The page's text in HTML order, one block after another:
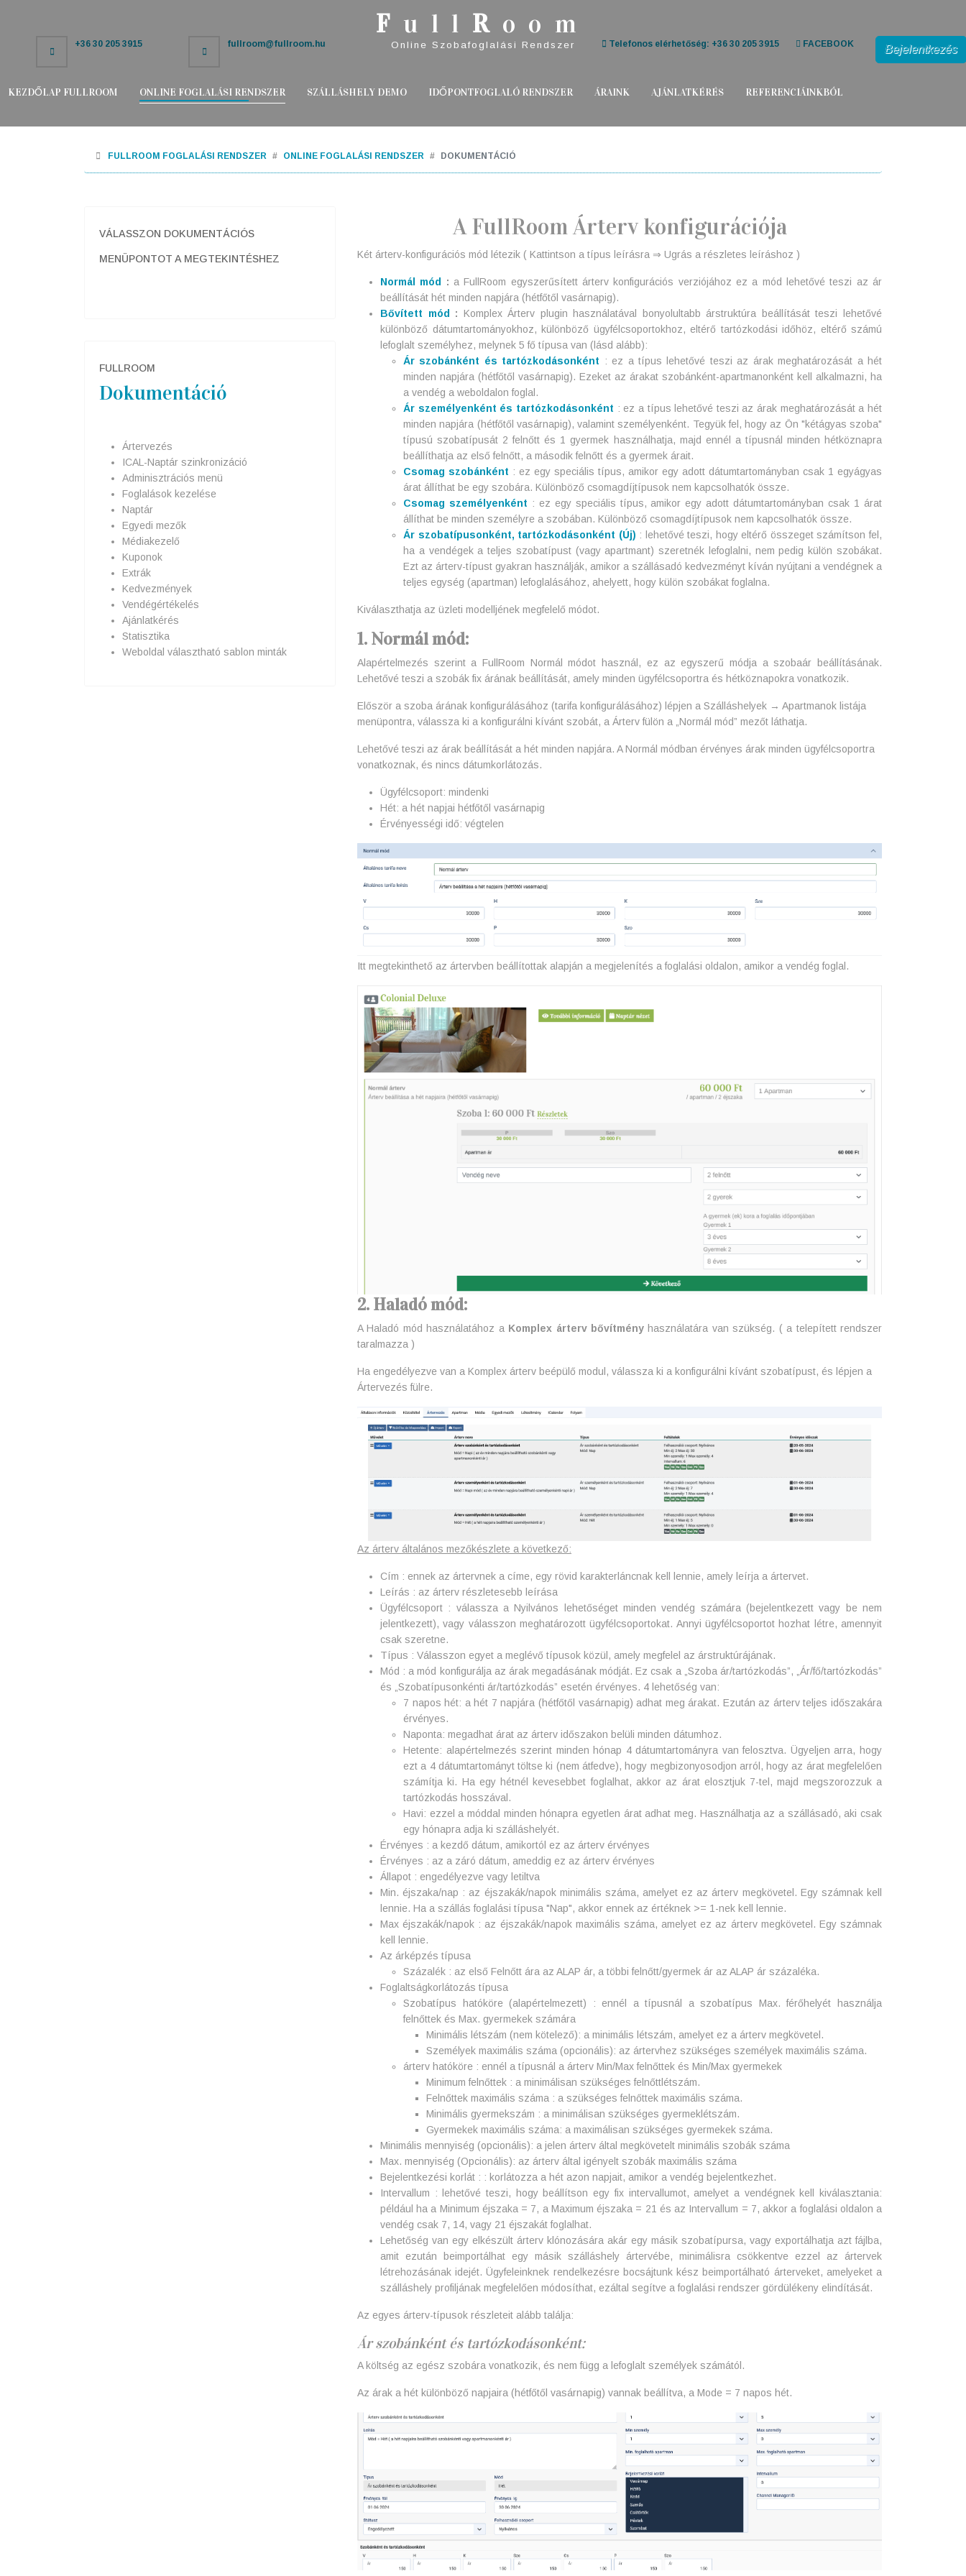
F ull R oom
Online Szobafoglalási Rendszer
KEZDŐLAP FULLROOM ONLINE FOGLALÁSI RENDSZER SZÁLLÁSHELY DEMO IDŐPONTFOGLALÓ RENDSZER ÁRAINK AJÁNLATKÉRÉS REFERENCIÁINKBÓL
+36 30 205 3915 fullroom@fullroom.hu Telefonos elérhetőség: +36 30 205 3915 FACEBOOK Bejelentkezés
FULLROOM FOGLALÁSI RENDSZER ONLINE FOGLALÁSI RENDSZER DOKUMENTÁCIÓ
VÁLASSZON DOKUMENTÁCIÓS
MENÜPONTOT A MEGTEKINTÉSHEZ
FULLROOM
Dokumentáció
Ártervezés
ICAL-Naptár szinkronizáció
Adminisztrációs menü
Foglalások kezelése
Naptár
Egyedi mezők
Médiakezelő
Kuponok
Extrák
Kedvezmények
Vendégértékelés
Ajánlatkérés
Statisztika
Weboldal választható sablon minták
A FullRoom Árterv konfigurációja
Két árterv-konfigurációs mód létezik ( Kattintson a típus leírásra ⇒ Ugrás a részletes leíráshoz )
Normál mód : a FullRoom egyszerűsített árterv konfigurációs verziójához ez a mód lehetővé teszi az ár
beállítását hét minden napjára (hétfőtől vasárnapig).
Bővített mód
: Komplex Árterv plugin használatával bonyolultabb árstruktúra beállítását teszi lehetővé
különböző dátumtartományokhoz, különböző ügyfélcsoportokhoz, eltérő tartózkodási időhöz, eltérő számú
lefoglalt személyhez, melynek 5 fő típusa van (lásd alább):
Ár szobánként és tartózkodásonként : ez a típus lehetővé teszi az árak meghatározását a hét
minden napjára (hétfőtől vasárnapig). Ezeket az árakat szobánként-apartmanonként kell alkalmazni, ha
a vendég a weboldalon foglal.
Ár személyenként és tartózkodásonként : ez a típus lehetővé teszi az árak meghatározását a hét
minden napjára (hétfőtől vasárnapig), valamint személyenként. Tegyük fel, hogy az Ön "kétágyas szoba"
típusú szobatípusát 2 felnőtt és 1 gyermek használhatja, majd ennél a típusnál minden hétköznapra
beállíthatja az első felnőtt, a második felnőtt és a gyermek árait.
Csomag szobánként : ez egy speciális típus, amikor egy adott dátumtartományban csak 1 egyágyas
árat állíthat be egy szobára. Különböző csomagdíjtípusok nem kapcsolhatók össze.
Csomag személyenként : ez egy speciális típus, amikor egy adott dátumtartományban csak 1 árat
állíthat be minden személyre a szobában. Különböző csomagdíjtípusok nem kapcsolhatók össze.
Ár szobatípusonként, tartózkodásonként (Új) : lehetővé teszi, hogy eltérő összeget számítson fel,
ha a vendégek a teljes szobatípust (vagy apartmant) szeretnék lefoglalni, nem pedig külön szobákat.
Ezt az árterv-típust gyakran használják, amikor a szállásadó kedvezményt kíván nyújtani a vendégnek a
teljes egység (apartman) lefoglalásához, ahelyett, hogy külön szobákat foglalna.
Kiválaszthatja az üzleti modelljének megfelelő módot.
1. Normál mód:
Alapértelmezés szerint a FullRoom Normál módot használ, ez az egyszerű módja a szobaár beállításának.
Lehetővé teszi a szobák fix árának beállítását, amely minden ügyfélcsoportra és hétköznapokra vonatkozik.
Először a szoba árának konfigurálásához (tarifa konfigurálásához) lépjen a Szálláshelyek → Apartmanok listája
menüpontra, válassza ki a konfigurálni kívánt szobát, a Árterv fülön a „Normál mód” mezőt láthatja.
Lehetővé teszi az árak beállítását a hét minden napjára. A Normál módban érvényes árak minden ügyfélcsoportra
vonatkoznak, és nincs dátumkorlátozás.
Ügyfélcsoport: mindenki
Hét: a hét napjai hétfőtől vasárnapig
Érvényességi idő: végtelen
Itt megtekinthető az ártervben beállítottak alapján a megjelenítés a foglalási oldalon, amikor a vendég foglal.
2. Haladó mód:
A Haladó mód használatához a Komplex árterv bővítmény használatára van szükség. ( a telepített rendszer
taralmazza )
Ha engedélyezve van a Komplex árterv beépülő modul, válassza ki a konfigurálni kívánt szobatípust, és lépjen a
Ártervezés fülre.
Az árterv általános mezőkészlete a következő:
Cím : ennek az ártervnek a címe, egy rövid karakterláncnak kell lennie, amely leírja a ártervet.
Leírás : az árterv részletesebb leírása
Ügyfélcsoport : válassza a Nyilvános lehetőséget minden vendég számára (bejelentkezett vagy be nem
jelentkezett), vagy válasszon meghatározott ügyfélcsoportokat. Annyi ügyfélcsoportot hozhat létre, amennyit
csak szeretne.
Típus : Válasszon egyet a meglévő típusok közül, amely megfelel az árstruktúrájának.
Mód : a mód konfigurálja az árak megadásának módját. Ez csak a „Szoba ár/tartózkodás”, „Ár/fő/tartózkodás”
és „Szobatípusonkénti ár/tartózkodás” esetén érvényes. 4 lehetőség van:
7 napos hét: a hét 7 napjára (hétfőtől vasárnapig) adhat meg árakat. Ezután az árterv teljes időszakára
érvényes.
Naponta: megadhat árat az árterv időszakon belüli minden dátumhoz.
Hetente: alapértelmezés szerint minden hónap 4 dátumtartományra van felosztva. Ügyeljen arra, hogy
ezt a 4 dátumtartományt töltse ki (nem átfedve), hogy megbizonyosodjon arról, hogy az árat megfelelően
számítja ki. Ha egy hétnél kevesebbet foglalhat, akkor az árat elosztjuk 7-tel, majd megszorozzuk a
tartózkodás hosszával.
Havi: ezzel a móddal minden hónapra egyetlen árat adhat meg. Használhatja az a szállásadó, aki csak
egy hónapra adja ki szálláshelyét.
Érvényes : a kezdő dátum, amikortól ez az árterv érvényes
Érvényes : az a záró dátum, ameddig ez az árterv érvényes
Állapot : engedélyezve vagy letiltva
Min. éjszaka/nap : az éjszakák/napok minimális száma, amelyet ez az árterv megkövetel. Egy számnak kell
lennie. Ha a szállás foglalási típusa "Nap", akkor ennek az értéknek >= 1-nek kell lennie.
Max éjszakák/napok : az éjszakák/napok maximális száma, amelyet ez az árterv megkövetel. Egy számnak
kell lennie.
Az árképzés típusa
Százalék : az első Felnőtt ára az ALAP ár, a többi felnőtt/gyermek ár az ALAP ár százaléka.
Foglaltságkorlátozás típusa
Szobatípus hatóköre (alapértelmezett) : ennél a típusnál a szobatípus Max. férőhelyét használja
felnőttek és Max. gyermekek számára
Minimális létszám (nem kötelező): a minimális létszám, amelyet ez a árterv megkövetel.
Személyek maximális száma (opcionális): az ártervhez szükséges személyek maximális száma.
árterv hatóköre : ennél a típusnál a árterv Min/Max felnőttek és Min/Max gyermekek
Minimum felnőttek : a minimálisan szükséges felnőttlétszám.
Felnőttek maximális száma : a szükséges felnőttek maximális száma.
Minimális gyermekszám : a minimálisan szükséges gyermeklétszám.
Gyermekek maximális száma: a maximálisan szükséges gyermekek száma.
Minimális mennyiség (opcionális): a jelen árterv által megkövetelt minimális szobák száma
Max. mennyiség (Opcionális): az árterv által igényelt szobák maximális száma
Bejelentkezési korlát : : korlátozza a hét azon napjait, amikor a vendég bejelentkezhet.
Intervallum : lehetővé teszi, hogy beállítson egy fix intervallumot, amelyet a vendégnek kell kiválasztania:
például ha a Minimum éjszaka = 7, a Maximum éjszaka = 21 és az Intervallum = 7, akkor a foglalási oldalon a
vendég csak 7, 14, vagy 21 éjszakát foglalhat.
Lehetőség van egy elkészült árterv klónozására akár egy másik szobatípursa, vagy exportálhatja azt fájlba,
amit ezután beimportálhat egy másik szálláshely ártervébe, minimálisra csökkentve ezzel az ártervek
létrehozásának idejét. Ügyfeleinknek rendelkezésre bocsájtunk kész beimportálható árterveket, amelyeket a
szálláshely profiljának megfelelően módosíthat, ezáltal segítve a foglalási rendszer gördülékeny elindítását.
Az egyes árterv-típusok részleteit alább találja:
Ár szobánként és tartózkodásonként:
A költség az egész szobára vonatkozik, és nem függ a lefoglalt személyek számától.
Az árak a hét különböző napjaira (hétfőtől vasárnapig) vannak beállítva, a Mode = 7 napos hét.